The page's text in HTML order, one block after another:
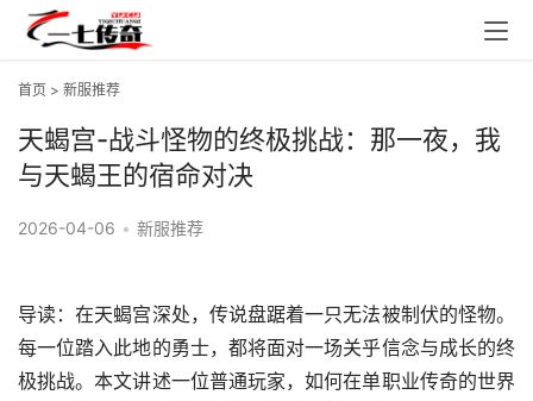
首页 > 新服推荐
天蝎宫-战斗怪物的终极挑战：那一夜，我
与天蝎王的宿命对决
2026-04-06 • 新服推荐
导读：在天蝎宫深处，传说盘踞着一只无法被制伏的怪物。
每一位踏入此地的勇士，都将面对一场关乎信念与成长的终
极挑战。本文讲述一位普通玩家，如何在单职业传奇的世界